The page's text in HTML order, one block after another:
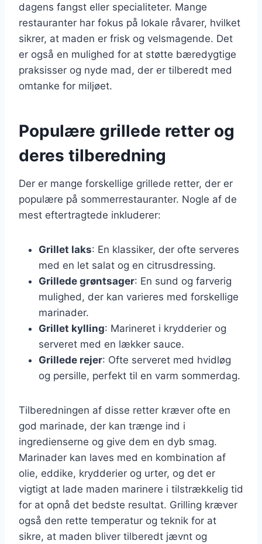
dagens fangst eller specialiteter. Mange
restauranter har fokus på lokale råvarer, hvilket
sikrer, at maden er frisk og velsmagende. Det
er også en mulighed for at støtte bæredygtige
praksisser og nyde mad, der er tilberedt med
omtanke for miljøet.
Populære grillede retter og
deres tilberedning
Der er mange forskellige grillede retter, der er
populære på sommerrestauranter. Nogle af de
mest eftertragtede inkluderer:
Grillet laks: En klassiker, der ofte serveres
med en let salat og en citrusdressing.
Grillede grøntsager: En sund og farverig
mulighed, der kan varieres med forskellige
marinader.
Grillet kylling: Marineret i krydderier og
serveret med en lækker sauce.
Grillede rejer: Ofte serveret med hvidløg
og persille, perfekt til en varm sommerdag.
Tilberedningen af disse retter kræver ofte en
god marinade, der kan trænge ind i
ingredienserne og give dem en dyb smag.
Marinader kan laves med en kombination af
olie, eddike, krydderier og urter, og det er
vigtigt at lade maden marinere i tilstrækkelig tid
for at opnå det bedste resultat. Grilling kræver
også den rette temperatur og teknik for at
sikre, at maden bliver tilberedt jævnt og